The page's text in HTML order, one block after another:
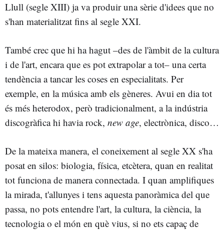
Llull (segle XIII) ja va produir una sèrie d'idees que no
s'han materialitzat fins al segle XXI.
També crec que hi ha hagut –des de l'àmbit de la cultura
i de l'art, encara que es pot extrapolar a tot– una certa
tendència a tancar les coses en especialitats. Per
exemple, en la música amb els gèneres. Avui en dia tot
és més heterodox, però tradicionalment, a la indústria
discogràfica hi havia rock, new age, electrònica, disco…
De la mateixa manera, el coneixement al segle XX s'ha
posat en silos: biologia, física, etcètera, quan en realitat
tot funciona de manera connectada. I quan amplifiques
la mirada, t'allunyes i tens aquesta panoràmica del que
passa, no pots entendre l'art, la cultura, la ciència, la
tecnologia o el món en què vius, si no ets capaç de